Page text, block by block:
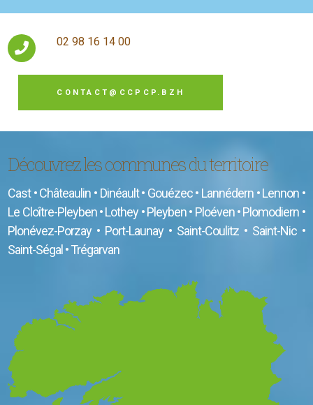
02 98 16 14 00
CONTACT@CCPCP.BZH
Découvrez les communes du territoire
Cast•Châteaulin • Dinéault• Gouézec• Lannédern •Lennon •
Le Cloître-Pleyben•Lothey •Pleyben• Ploéven•Plomodiern •
Plonévez-Porzay • Port-Launay • Saint-Coulitz• Saint-Nic•
Saint-Ségal•Trégarvan